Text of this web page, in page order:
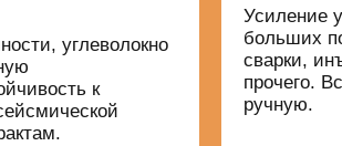
углеволокно
к
Усиление
больших
сварки,
прочего.
ручную.